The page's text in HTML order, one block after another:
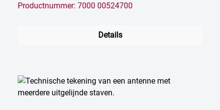
Productnummer: 7000 00524700
Details